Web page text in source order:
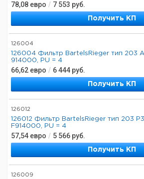
78,08 евро / 7 553 руб.
Получить КП
126004
126004 Фильтр BartelsRieger тип 203
914000, PU = 4
66,62 евро / 6 444 руб.
Получить КП
126012
126012 Фильтр BartelsRieger тип 203
F914000, PU = 4
57,54 евро / 5 566 руб.
Получить КП
126009